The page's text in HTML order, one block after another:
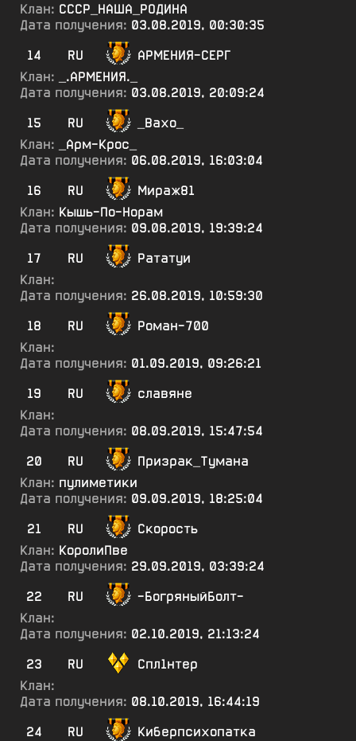
Клан: СССР_НАША_РОДИНА
Дата получения: 03.08.2019, 00:30:35
14
RU
АРМЕНИЯ-СЕРГ
Клан:
_.АРМЕНИЯ._
Дата получения: 03.08.2019, 20:09:24
15
RU
_Вахо_
Клан:
_Арм-Крос_
Дата получения: 06.08.2019, 16:03:04
16
RU
Мираж81
Клан: Кышь-По-Норам
Дата получения: 09.08.2019, 19:39:24
17
RU
Рататуи
Клан:
Дата получения: 26.08.2019, 10:59:30
18
RU
Роман-700
Клан:
Дата получения: 01.09.2019, 09:26:21
19
RU
славяне
Клан:
Дата получения: 08.09.2019, 15:47:54
20
RU
Призрак_Тумана
Клан: пулиметики
Дата получения: 09.09.2019, 18:25:04
21
RU
Скорость
Клан: КоролиПве
Дата получения: 29.09.2019, 03:39:24
22
RU
-БогряныйБолт-
Клан:
Дата получения: 02.10.2019, 21:13:24
23
RU
Спл1нтер
Клан:
Дата получения: 08.10.2019, 16:44:19
24
RU
Киберпсихопатка